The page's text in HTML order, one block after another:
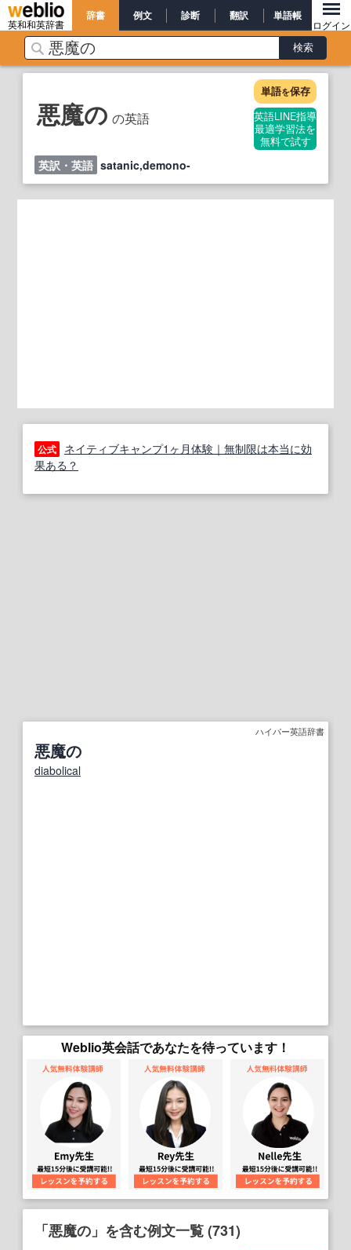
英和和英辞書
辞書 例文 診断 翻訳 単語帳
ログイン
悪魔の の英語
単語を保存
英語LINE指導
最適学習法を
無料で試す
英訳・英語 satanic,demono-
公式
ネイティブキャンプ1ヶ月体験｜無制限は本当に効
果ある？
ハイパー英語辞書
悪魔の
diabolical
Weblio英会話であなたを待っています！
「悪魔の」を含む例文一覧 (731)